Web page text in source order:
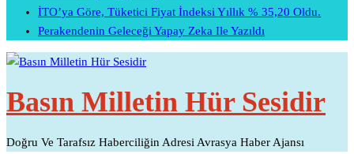
İTO’ya Göre, Tüketici Fiyat İndeksi Yıllık % 35,20 Oldu.
Perakendenin Geleceği Yapay Zeka Ile Yazıldı
Basın Milletin Hür Sesidir
Doğru Ve Tarafsız Haberciliğin Adresi Avrasya Haber Ajansı